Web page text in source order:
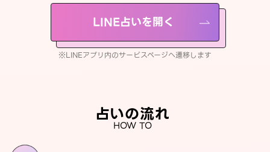
LINE占いを開く
※LINEアプリ内のサービスページへ遷移します
占いの流れ
HOW TO